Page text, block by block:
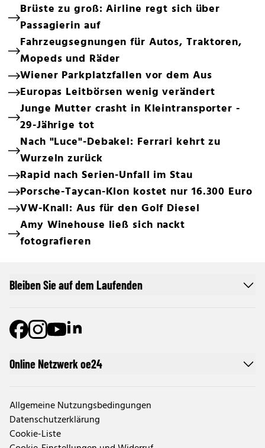
Brüste zu groß: Airline regt sich über
Passagierin auf
Fahrzeugsegnungen für Autos, Traktoren,
Mopeds und Räder
Wiener Parkplatzfallen vor dem Aus
Europas Leitbörsen wenig verändert
Junge Mutter crasht in Kleintransporter -
29-Jährige tot
Nach "Luce"-Debakel: Ferrari kehrt zu
Wurzeln zurück
Rapid nach Serien-Unfall im Stau
Porsche-Taycan-Klon kostet nur 16.300 Euro
VW-Knall: Aus für den Golf Diesel
Amy Winehouse ließ sich nackt
fotografieren
Online Netzwerk oe24
Allgemeine Nutzungsbedingungen
Datenschutzerklärung
Cookie-Liste
Bleiben Sie auf dem Laufenden